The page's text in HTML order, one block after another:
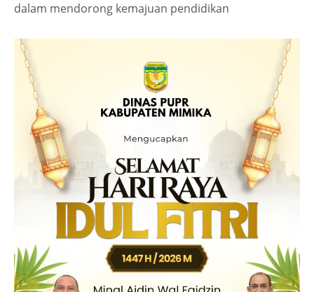
dalam mendorong kemajuan pendidikan